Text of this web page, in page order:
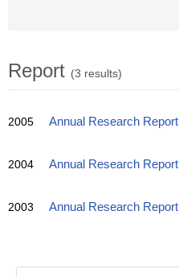
Report (3 results)
2005 Annual Research Report
2004 Annual Research Report
2003 Annual Research Report